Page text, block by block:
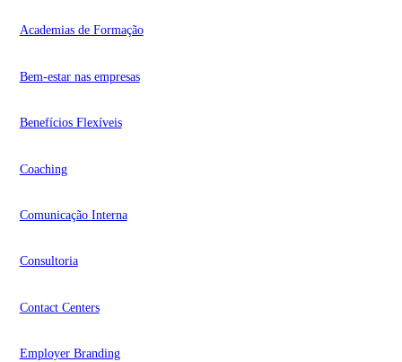
Academias de Formação
Bem-estar nas empresas
Benefícios Flexíveis
Coaching
Comunicação Interna
Consultoria
Contact Centers
Employer Branding